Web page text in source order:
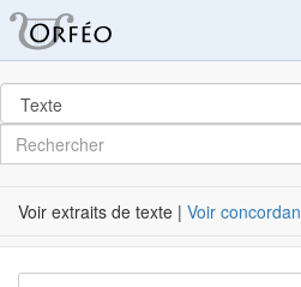
dans
Post
Label
Rechercher
Voir extraits de texte | Voir